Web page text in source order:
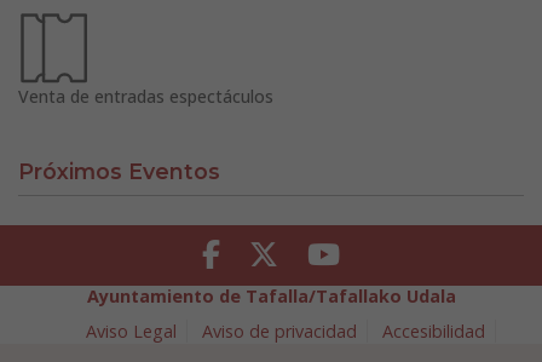
Venta de entradas espectáculos
Próximos Eventos
Facebook Twitter Youtube
Ayuntamiento de Tafalla/Tafallako Udala
Aviso Legal
Aviso de privacidad
Accesibilidad